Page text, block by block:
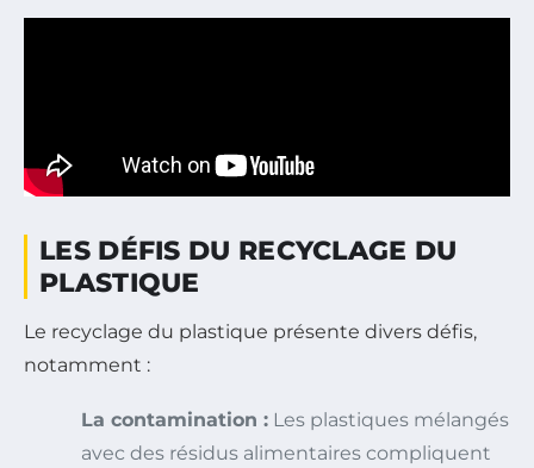
LES DÉFIS DU RECYCLAGE DU
PLASTIQUE
Le recyclage du plastique présente divers défis,
notamment :
La contamination : Les plastiques mélangés
avec des résidus alimentaires compliquent